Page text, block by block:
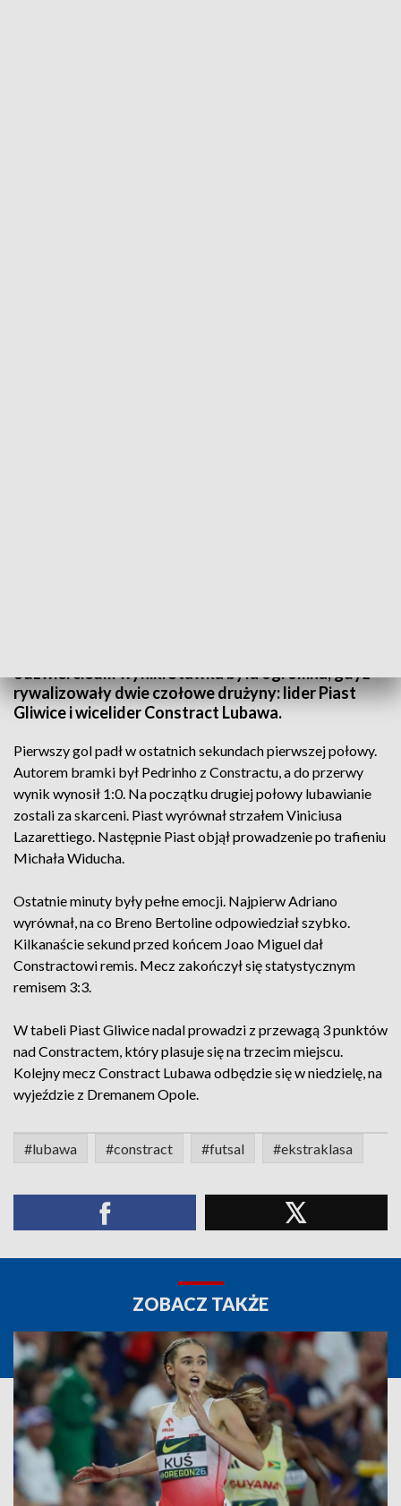
odzwierciedlił wynik. Stawka była ogromna, gdyż
rywalizowały dwie czołowe drużyny: lider Piast
Gliwice i wicelider Constract Lubawa.
Pierwszy gol padł w ostatnich sekundach pierwszej połowy.
Autorem bramki był Pedrinho z Constractu, a do przerwy
wynik wynosił 1:0. Na początku drugiej połowy lubawianie
zostali za skarceni. Piast wyrównał strzałem Viniciusa
Lazarettiego. Następnie Piast objął prowadzenie po trafieniu
Michała Widucha.
Ostatnie minuty były pełne emocji. Najpierw Adriano
wyrównał, na co Breno Bertoline odpowiedział szybko.
Kilkanaście sekund przed końcem Joao Miguel dał
Constractowi remis. Mecz zakończył się statystycznym
remisem 3:3.
W tabeli Piast Gliwice nadal prowadzi z przewagą 3 punktów
nad Constractem, który plasuje się na trzecim miejscu.
Kolejny mecz Constract Lubawa odbędzie się w niedzielę, na
wyjeździe z Dremanem Opole.
#lubawa #constract #futsal #ekstraklasa
ZOBACZ TAKŻE